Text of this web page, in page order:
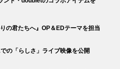
の君たちへ』OP＆EDテーマを担当
の「らしさ」ライブ映像を公開